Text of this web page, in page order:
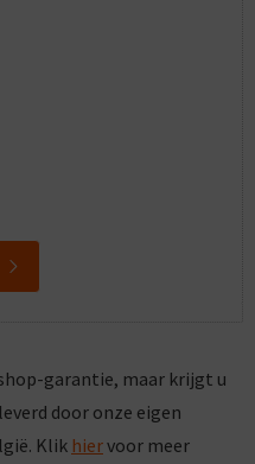
garantie, maar krijgt u
door onze eigen
Klik hiervoor meer